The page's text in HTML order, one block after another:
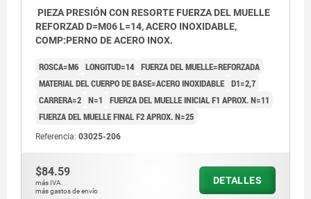
PIEZA PRESIÓN CON RESORTE FUERZA DEL MUELLE
REFORZAD D=M06 L=14, ACERO INOXIDABLE,
COMP:PERNO DE ACERO INOX.
ROSCA=M6 LONGITUD=14 FUERZA DEL MUELLE=REFORZADA
MATERIAL DEL CUERPO DE BASE=ACERO INOXIDABLE D1=2,7
CARRERA=2 N=1
FUERZA DEL MUELLE INICIAL F1 APROX. N=11
FUERZA DEL MUELLE FINAL F2 APROX. N=25
Referencia: 03025-206
$84.59
más IVA.
más gastos de envío
DETALLES